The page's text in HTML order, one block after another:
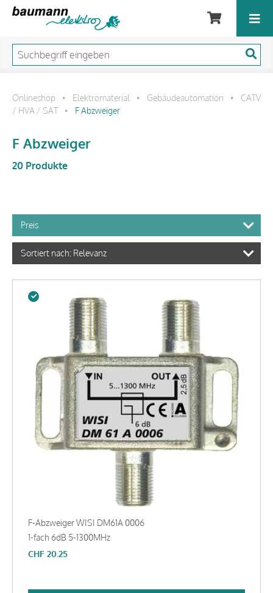
Onlineshop • Elektromaterial • Gebäudeautomation •
CATV
/ HVA / SAT
• F Abzweiger
F Abzweiger
20 Produkte
Preis
Sortiert nach: Relevanz
F-Abzweiger WISI DM61A 0006
1-fach 6dB 5-1300MHz
CHF 20.25